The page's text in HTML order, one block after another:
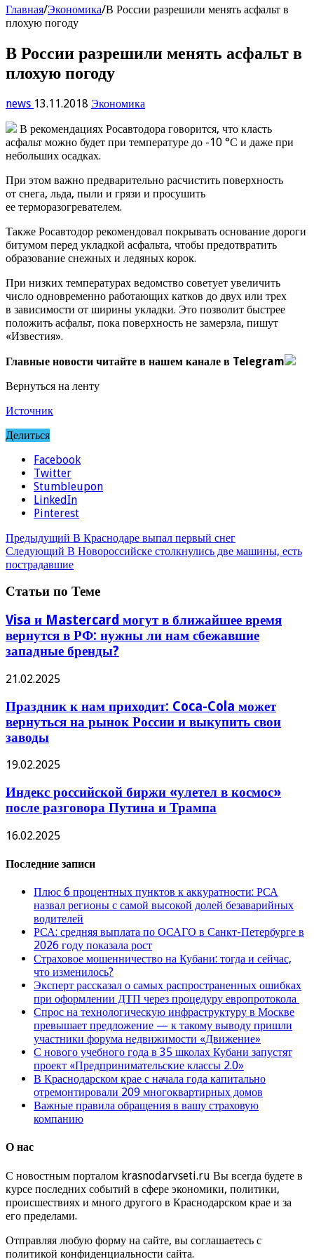
Главная/Экономика/В России разрешили менять асфальт в
плохую погоду
В России разрешили менять асфальт в
плохую погоду
news 13.11.2018 Экономика
В рекомендациях Росавтодора говорится, что класть
асфальт можно будет при температуре до -10 °С и даже при
небольших осадках.
При этом важно предварительно расчистить поверхность
от снега, льда, пыли и грязи и просушить
ее терморазогревателем.
Также Росавтодор рекомендовал покрывать основание дороги
битумом перед укладкой асфальта, чтобы предотвратить
образование снежных и ледяных корок.
При низких температурах ведомство советует увеличить
число одновременно работающих катков до двух или трех
в зависимости от ширины укладки. Это позволит быстрее
положить асфальт, пока поверхность не замерзла, пишут
«Известия».
Главные новости читайте в нашем канале в Telegram
Вернуться на ленту
Источник
Делиться
Facebook
Twitter
Stumbleupon
LinkedIn
Pinterest
Предыдущий В Краснодаре выпал первый снег
Следующий В Новороссийске столкнулись две машины, есть
пострадавшие
Статьи по Теме
Visa и Mastercard могут в ближайшее время
вернутся в РФ: нужны ли нам сбежавшие
западные бренды?
21.02.2025
Праздник к нам приходит: Coca-Cola может
вернуться на рынок России и выкупить свои
заводы
19.02.2025
Индекс российской биржи «улетел в космос»
после разговора Путина и Трампа
16.02.2025
Последние записи
Плюс 6 процентных пунктов к аккуратности: РСА
назвал регионы с самой высокой долей безаварийных
водителей
РСА: средняя выплата по ОСАГО в Санкт-Петербурге в
2026 году показала рост
Страховое мошенничество на Кубани: тогда и сейчас,
что изменилось?
Эксперт рассказал о самых распространенных ошибках
при оформлении ДТП через процедуру европротокола
Спрос на технологическую инфраструктуру в Москве
превышает предложение — к такому выводу пришли
участники форума недвижимости «Движение»
С нового учебного года в 35 школах Кубани запустят
проект «Предпринимательские классы 2.0»
В Краснодарском крае с начала года капитально
отремонтировали 209 многоквартирных домов
Важные правила обращения в вашу страховую
компанию
О нас
С новостным порталом krasnodarvseti.ru Вы всегда будете в
курсе последних событий в сфере экономики, политики,
происшествиях и много другого в Краснодарском крае и за
его пределами.
Отправляя любую форму на сайте, вы соглашаетесь с
политикой конфиденциальности сайта.